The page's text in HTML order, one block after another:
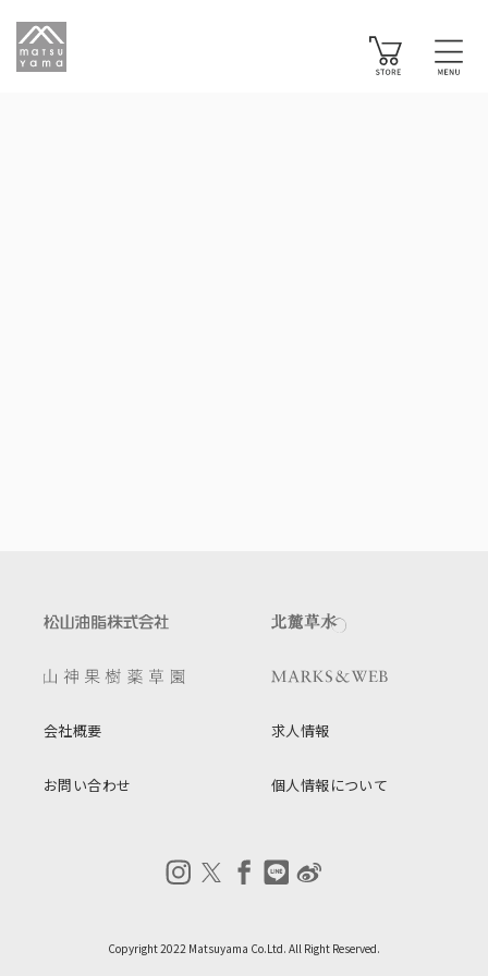
会社概要 求人情報
お問い合わせ 個人情報について
Copyright 2022 Matsuyama Co.Ltd. All Right Reserved.